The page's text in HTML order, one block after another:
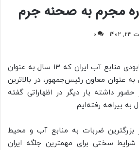
مجرم به صحنه جرم
0
عیسی کلانتری معمار نابودی منابع آب ایران که ۱۳ سال به عنوان
و ۴ سال به عنوان معاون رئیس‌جمهور، در بالاترین
داشته بار دیگر در اظهاراتی گفته
بزرگترین ضربات به منابع آب و محیط
سختی برای مهمترین جلگه ایران